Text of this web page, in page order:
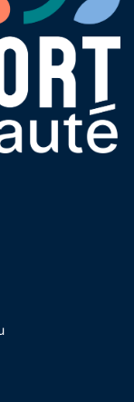
Facebook
compte
le compte